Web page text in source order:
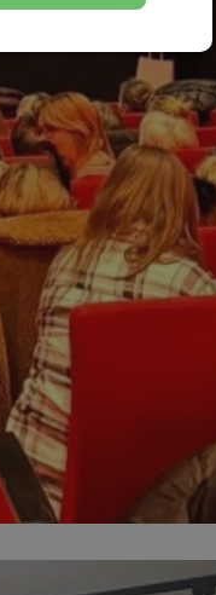
użytkownika i
sesji.
sesji.
sesji.
o
preferencjach
korzystania z